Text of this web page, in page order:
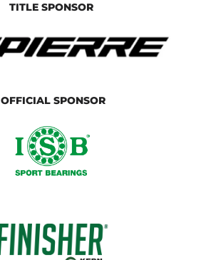
TITLE SPONSOR
OFFICIAL SPONSOR